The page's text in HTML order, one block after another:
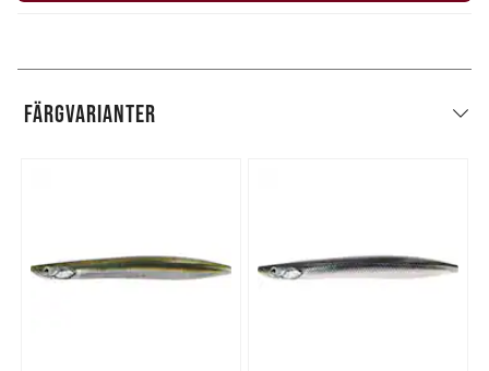
FÄRGVARIANTER